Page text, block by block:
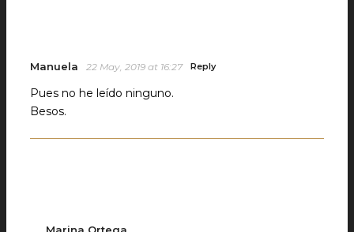
Manuela 22 May, 2019 at 16:27 Reply
Pues no he leído ninguno.
Besos.